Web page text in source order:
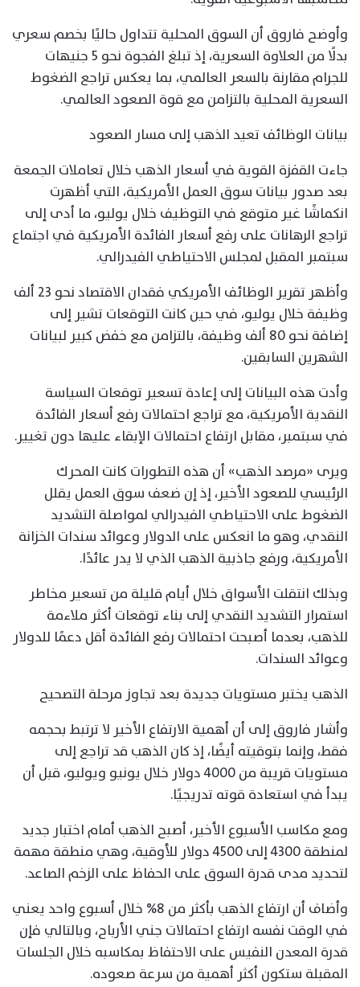
وأوضح فاروق أن السوق المحلية تتداول حاليًا بخصم سعري
بدلًا من العلاوة السعرية، إذ تبلغ الفجوة نحو 5 جنيهات
للجرام مقارنة بالسعر العالمي، بما يعكس تراجع الضغوط
السعرية المحلية بالتزامن مع قوة الصعود العالمي.
بيانات الوظائف تعيد الذهب إلى مسار الصعود
جاءت القفزة القوية في أسعار الذهب خلال تعاملات الجمعة
بعد صدور بيانات سوق العمل الأمريكية، التي أظهرت
انكماشًا غير متوقع في التوظيف خلال يوليو، ما أدى إلى
تراجع الرهانات على رفع أسعار الفائدة الأمريكية في اجتماع
سبتمبر المقبل لمجلس الاحتياطي الفيدرالي.
وأظهر تقرير الوظائف الأمريكي فقدان الاقتصاد نحو 23 ألف
وظيفة خلال يوليو، في حين كانت التوقعات تشير إلى
إضافة نحو 80 ألف وظيفة، بالتزامن مع خفض كبير لبيانات
الشهرين السابقين.
وأدت هذه البيانات إلى إعادة تسعير توقعات السياسة
النقدية الأمريكية، مع تراجع احتمالات رفع أسعار الفائدة
في سبتمبر، مقابل ارتفاع احتمالات الإبقاء عليها دون تغيير.
ويرى «مرصد الذهب» أن هذه التطورات كانت المحرك
الرئيسي للصعود الأخير، إذ إن ضعف سوق العمل يقلل
الضغوط على الاحتياطي الفيدرالي لمواصلة التشديد
النقدي، وهو ما انعكس على الدولار وعوائد سندات الخزانة
الأمريكية، ورفع جاذبية الذهب الذي لا يدر عائدًا.
وبذلك انتقلت الأسواق خلال أيام قليلة من تسعير مخاطر
استمرار التشديد النقدي إلى بناء توقعات أكثر ملاءمة
للذهب، بعدما أصبحت احتمالات رفع الفائدة أقل دعمًا للدولار
وعوائد السندات.
الذهب يختبر مستويات جديدة بعد تجاوز مرحلة التصحيح
وأشار فاروق إلى أن أهمية الارتفاع الأخير لا ترتبط بحجمه
فقط، وإنما بتوقيته أيضًا، إذ كان الذهب قد تراجع إلى
مستويات قريبة من 4000 دولار خلال يونيو ويوليو، قبل أن
يبدأ في استعادة قوته تدريجيًا.
ومع مكاسب الأسبوع الأخير، أصبح الذهب أمام اختبار جديد
لمنطقة 4300 إلى 4500 دولار للأوقية، وهي منطقة مهمة
لتحديد مدى قدرة السوق على الحفاظ على الزخم الصاعد.
وأضاف أن ارتفاع الذهب بأكثر من 8% خلال أسبوع واحد يعني
في الوقت نفسه ارتفاع احتمالات جني الأرباح، وبالتالي فإن
قدرة المعدن النفيس على الاحتفاظ بمكاسبه خلال الجلسات
المقبلة ستكون أكثر أهمية من سرعة صعوده.